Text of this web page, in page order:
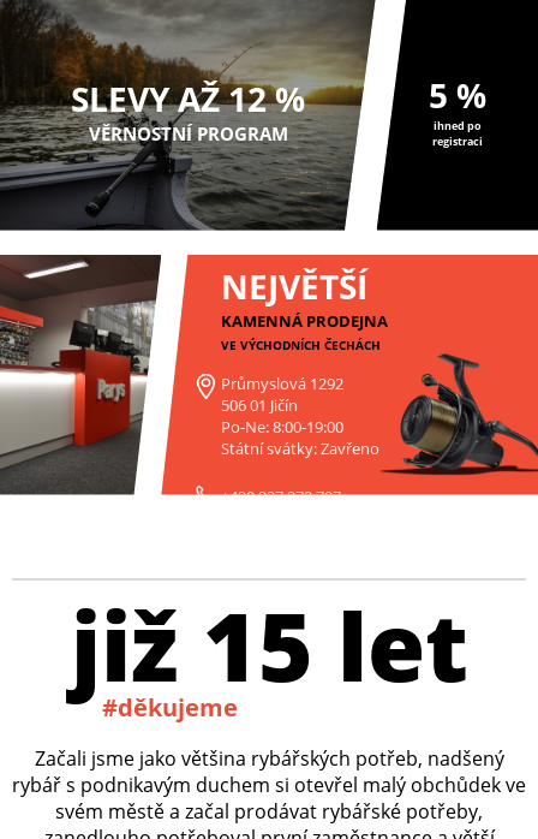
SLEVY AŽ 12 %
VĚRNOSTNÍ PROGRAM
5 %
ihned po
registraci
NEJVĚTŠÍ
KAMENNÁ PRODEJNA
VE VÝCHODNÍCH ČECHÁCH
Průmyslová 1292
506 01 Jičín
Po-Ne: 8:00-19:00
Státní svátky: Zavřeno
+420 227 272 797
již 15 let
#děkujeme
Začali jsme jako většina rybářských potřeb, nadšený
rybář s podnikavým duchem si otevřel malý obchůdek ve
svém městě a začal prodávat rybářské potřeby,